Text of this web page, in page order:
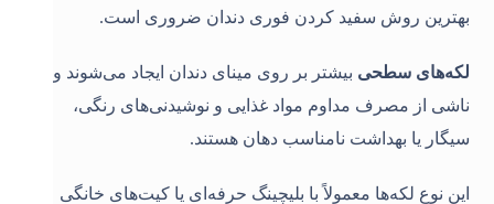
بهترین روش سفید کردن فوری دندان ضروری است.
لکه‌های سطحی بیشتر بر روی مینای دندان ایجاد می‌شوند و
ناشی از مصرف مداوم مواد غذایی و نوشیدنی‌های رنگی،
سیگار یا بهداشت نامناسب دهان هستند.
این نوع لکه‌ها معمولاً با بلیچینگ حرفه‌ای یا کیت‌های خانگی